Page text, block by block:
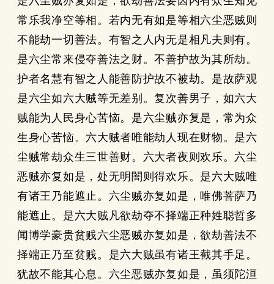
常乐我净空等相。若内无有如是等相六尘恶贼则
不能劫一切善法。有智之人内无是相凡夫则有。
是六尘常来侵夺善法之财。不善护故为其所劫。
护者名慧有智之人能善防护故不被劫。是故萨观
是六尘如六大贼等无差别。复次善男子，如六大
贼能为人民身心苦恼。是六尘贼亦复是，常为众
生身心苦恼。六大贼者唯能劫人现在财物。是六
尘贼常劫众生三世善财。六大者夜则欢乐。六尘
恶贼亦复如是，处无明闇则得欢乐。是六大贼唯
有诸王乃能遮止。六尘贼亦复如是，唯佛菩萨乃
能遮止。是六大贼凡欲劫夺不择端正种姓聪哲多
闻博学豪贵贫贱六尘恶贼亦复如是，欲劫善法不
择端正乃至贫贱。是六大贼虽有诸王截其手足。
犹故不能其心息。六尘恶贼亦复如是，虽须陀洹